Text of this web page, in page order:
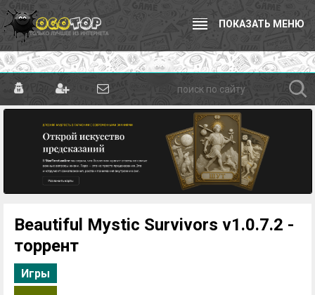
ПОКАЗАТЬ МЕНЮ
Beautiful Mystic Survivors v1.0.7.2 -
торрент
Игры